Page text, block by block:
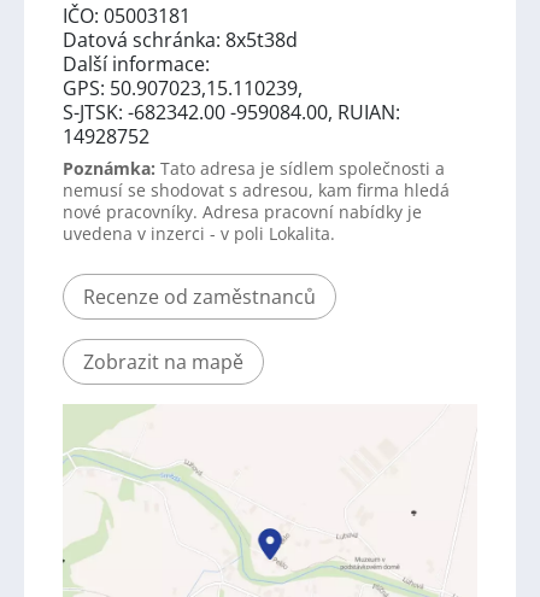
IČO: 05003181
Datová schránka: 8x5t38d
Další informace:
GPS: 50.907023,15.110239,
S-JTSK: -682342.00 -959084.00, RUIAN:
14928752
Poznámka: Tato adresa je sídlem společnosti a
nemusí se shodovat s adresou, kam firma hledá
nové pracovníky. Adresa pracovní nabídky je
uvedena v inzerci - v poli Lokalita.
Recenze od zaměstnanců
Zobrazit na mapě